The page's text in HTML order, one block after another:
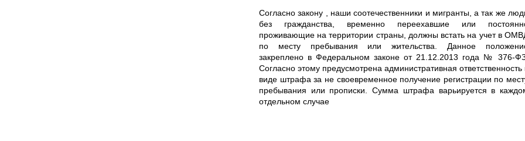
Согласно закону , наши соотечественники и мигранты, а так же
без гражданства, временно переехавшие или
проживающие на территории страны, должны встать на учет в
по месту пребывания или жительства. Данное
закреплено в Федеральном законе от 21.12.2013 года № 376-
Согласно этому предусмотрена административная ответственность
виде штрафа за не своевременное получение регистрации по
пребывания или прописки. Сумма штрафа варьируется в
отдельном случае